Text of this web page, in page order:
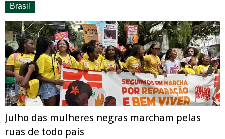
Brasil
Julho das mulheres negras marcham pelas
ruas de todo país